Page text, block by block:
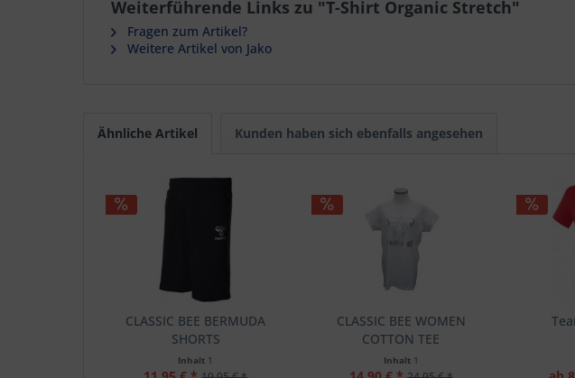
Weiterführende Links zu "T-Shirt Organic Stretch"
Fragen zum Artikel?
Weitere Artikel von Jako
Ähnliche Artikel Kunden haben sich ebenfalls angesehen
CLASSIC BEE BERMUDA
SHORTS
Inhalt 1
CLASSIC BEE WOMEN
COTTON TEE
Inhalt 1